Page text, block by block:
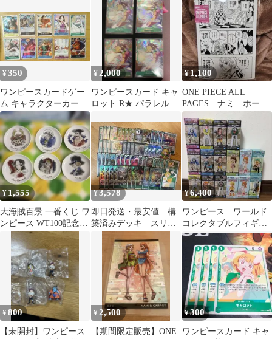
¥350
ワンピースカードゲー
ム キャラクターカード
10枚セット
¥ 2,000
ワンピースカード キャ
ロット R★ パラレル
¥1,100
ONE PIECE ALL
PAGES ナミ ホール
ケーキアイランド
¥ 1,555
大海賊百景 一番くじ ワ
ンピース WT100記念
尾田栄一郎描き下ろし
¥3,578
即日発送・最安値 構
築済みデッキ スリー
¥6,400
ワンピース ワールド
コレクタブルフィギュ
ア16点
¥800
【未開封】ワンピース
¥ 2,500
【期間限定販売】ONE
¥300
ワンピースカード キャ